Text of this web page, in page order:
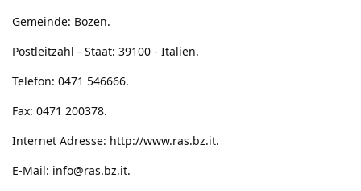
Gemeinde: Bozen.
Postleitzahl - Staat: 39100 - Italien.
Telefon: 0471 546666.
Fax: 0471 200378.
Internet Adresse: http://www.ras.bz.it.
E-Mail: info@ras.bz.it.